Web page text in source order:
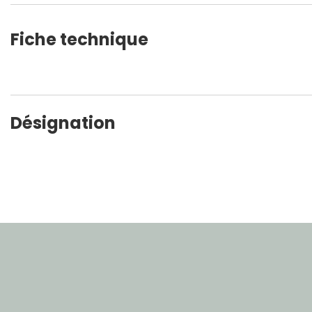
Fiche technique
Désignation